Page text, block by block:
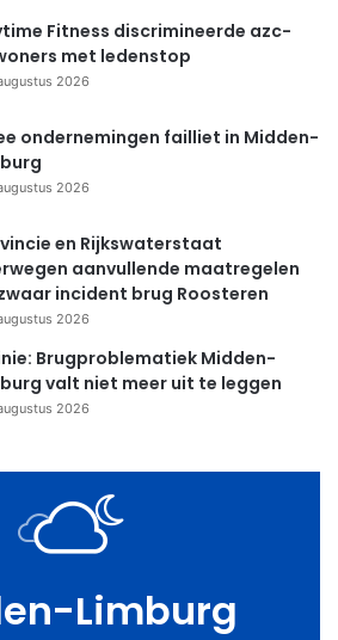
Fitness discrimineerde azc-
met ledenstop
2026
ondernemingen failliet in Midden-
2026
en Rijkswaterstaat
aanvullende maatregelen
incident brug Roosteren
2026
Brugproblematiek Midden-
valt niet meer uit te leggen
2026
Limburg